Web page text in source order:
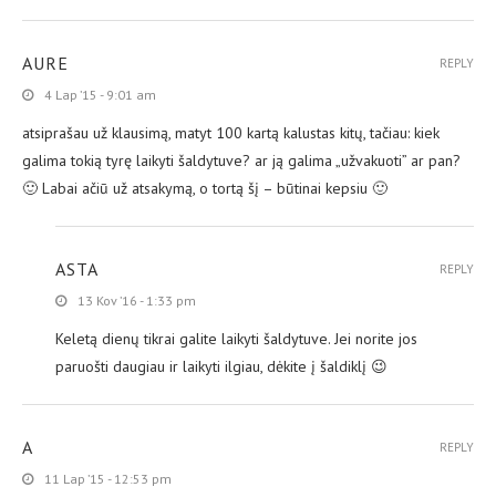
AURE
4 Lap ’15 - 9:01 am
atsiprašau už klausimą, matyt 100 kartą kalustas kitų, tačiau: kiek
galima tokią tyrę laikyti šaldytuve? ar ją galima „užvakuoti” ar pan?
🙂 Labai ačiū už atsakymą, o tortą šį – būtinai kepsiu 🙂
REPLY
ASTA
13 Kov ’16 - 1:33 pm
Keletą dienų tikrai galite laikyti šaldytuve. Jei norite jos
paruošti daugiau ir laikyti ilgiau, dėkite į šaldiklį 😉
REPLY
A
11 Lap ’15 - 12:53 pm
REPLY